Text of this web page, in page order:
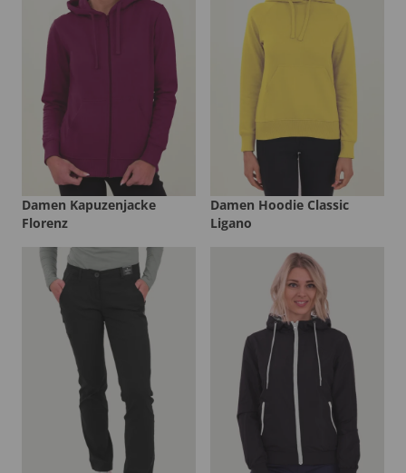
Damen Kapuzenjacke
Florenz
Damen Hoodie Classic
Ligano